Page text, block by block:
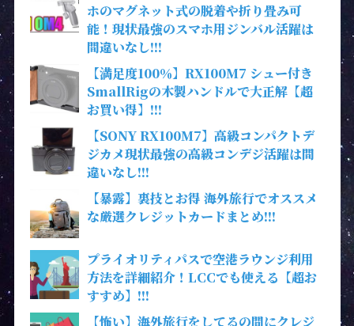
ホのマグネット式の脱着や折り畳み可
能！現状最強のスマホ用ジンバル活躍は
間違いなし!!!
【満足度100％】RX100M7 シュー付き
SmallRigの木製ハンドルで大正解【超
お買い得】!!!
【SONY RX100M7】高級コンパクトデ
ジカメ現状最強の高級コンデジ活躍は間
違いなし!!!
【暴露】裏技とお得 海外旅行でオススメ
な厳選クレジットカードまとめ!!!
プライオリティパスで空港ラウンジ利用
方法を詳細紹介！LCCでも使える【超お
すすめ】!!!
【怖い】海外旅行をしてるの間にクレジ